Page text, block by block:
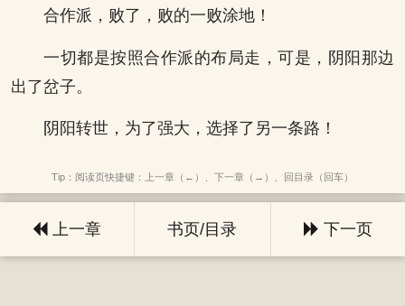
合作派，败了，败的一败涂地！
一切都是按照合作派的布局走，可是，阴阳那边
出了岔子。
阴阳转世，为了强大，选择了另一条路！
Tip：阅读页快捷键：上一章（←）、下一章（→）、回目录（回车）
上一章 书页/目录 下一页